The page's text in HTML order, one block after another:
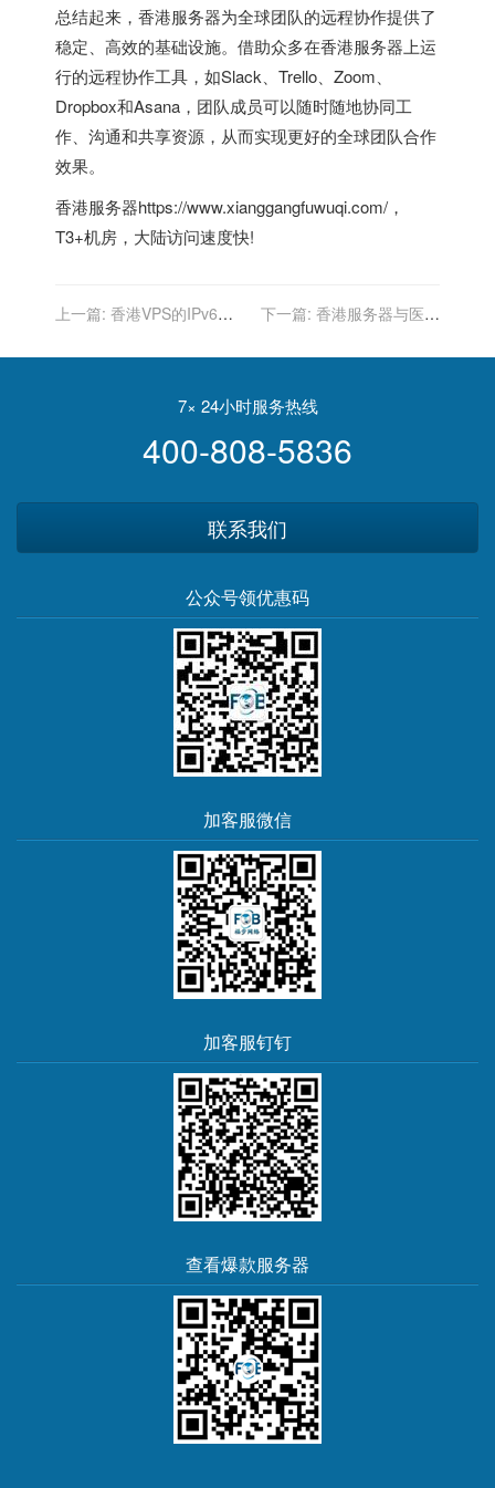
总结起来，香港服务器为全球团队的远程协作提供了
稳定、高效的基础设施。借助众多在香港服务器上运
行的远程协作工具，如Slack、Trello、Zoom、
Dropbox和Asana，团队成员可以随时随地协同工
作、沟通和共享资源，从而实现更好的全球团队合作
效果。
香港服务器https://www.xianggangfuwuqi.com/，
T3+机房，大陆访问速度快!
上一篇: 香港VPS的IPv6支
下一篇: 香港服务器与医疗
医疗
7× 24小时服务热线
400-808-5836
联系我们
公众号领优惠码
加客服微信
加客服钉钉
查看爆款服务器